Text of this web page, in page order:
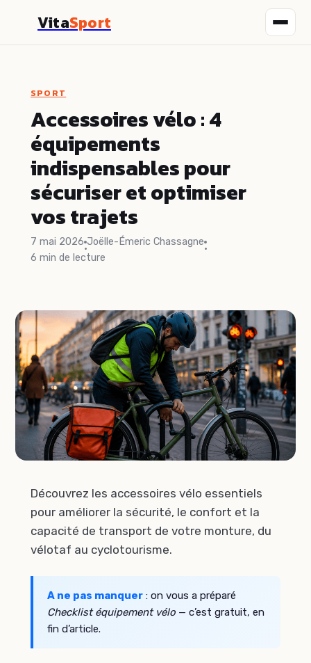
VitaSport
Nutrition
Sport
Santé
Bien-être
SPORT
Accessoires vélo : 4
équipements
indispensables pour
sécuriser et optimiser
vos trajets
7 mai 2026
·
Joëlle-Émeric Chassagne
·
6 min de lecture
Découvrez les accessoires vélo essentiels
pour améliorer la sécurité, le confort et la
capacité de transport de votre monture, du
vélotaf au cyclotourisme.
A ne pas manquer : on vous a préparé
Checklist équipement vélo — c’est gratuit, en
fin d’article.